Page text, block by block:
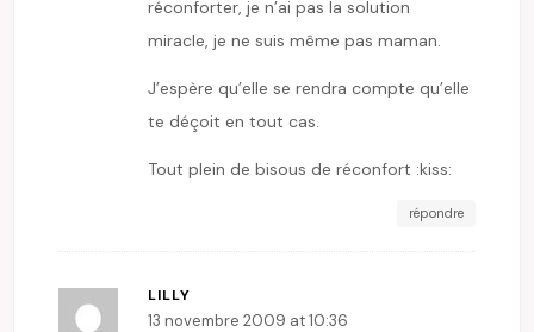
réconforter, je n’ai pas la solution
miracle, je ne suis même pas maman.
J’espère qu’elle se rendra compte qu’elle
te déçoit en tout cas.
Tout plein de bisous de réconfort :kiss:
répondre
LILLY
13 novembre 2009 at 10:36